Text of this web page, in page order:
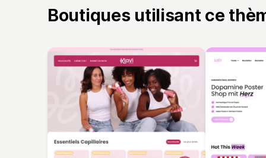
Boutiques utilisant ce